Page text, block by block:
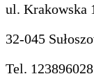
ul. Krakowska
32-045
Tel. 123896028